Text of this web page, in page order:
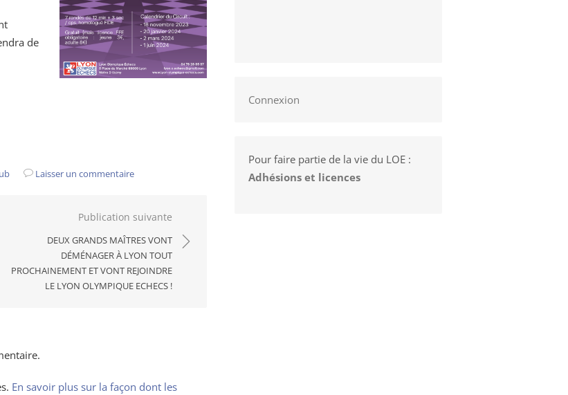
de
Laisser un commentaire
Publication suivante
DEUX GRANDS MAÎTRES VONT
DÉMÉNAGER À LYON TOUT
PROCHAINEMENT ET VONT REJOINDRE
LE LYON OLYMPIQUE ECHECS !
En savoir plus sur la façon dont les
Connexion
Pour faire partie de la vie du LOE :
Adhésions et licences